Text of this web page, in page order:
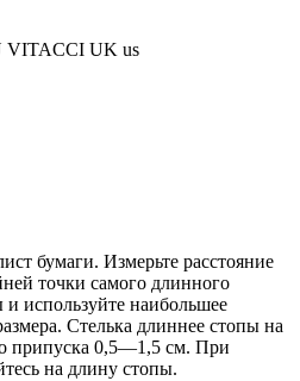
VITACCI UK us
бумаги. Измерьте расстояние
точки самого длинного
и используйте наибольшее
Стелька длиннее стопы на
припуска 0,5—1,5 см. При
на длину стопы.